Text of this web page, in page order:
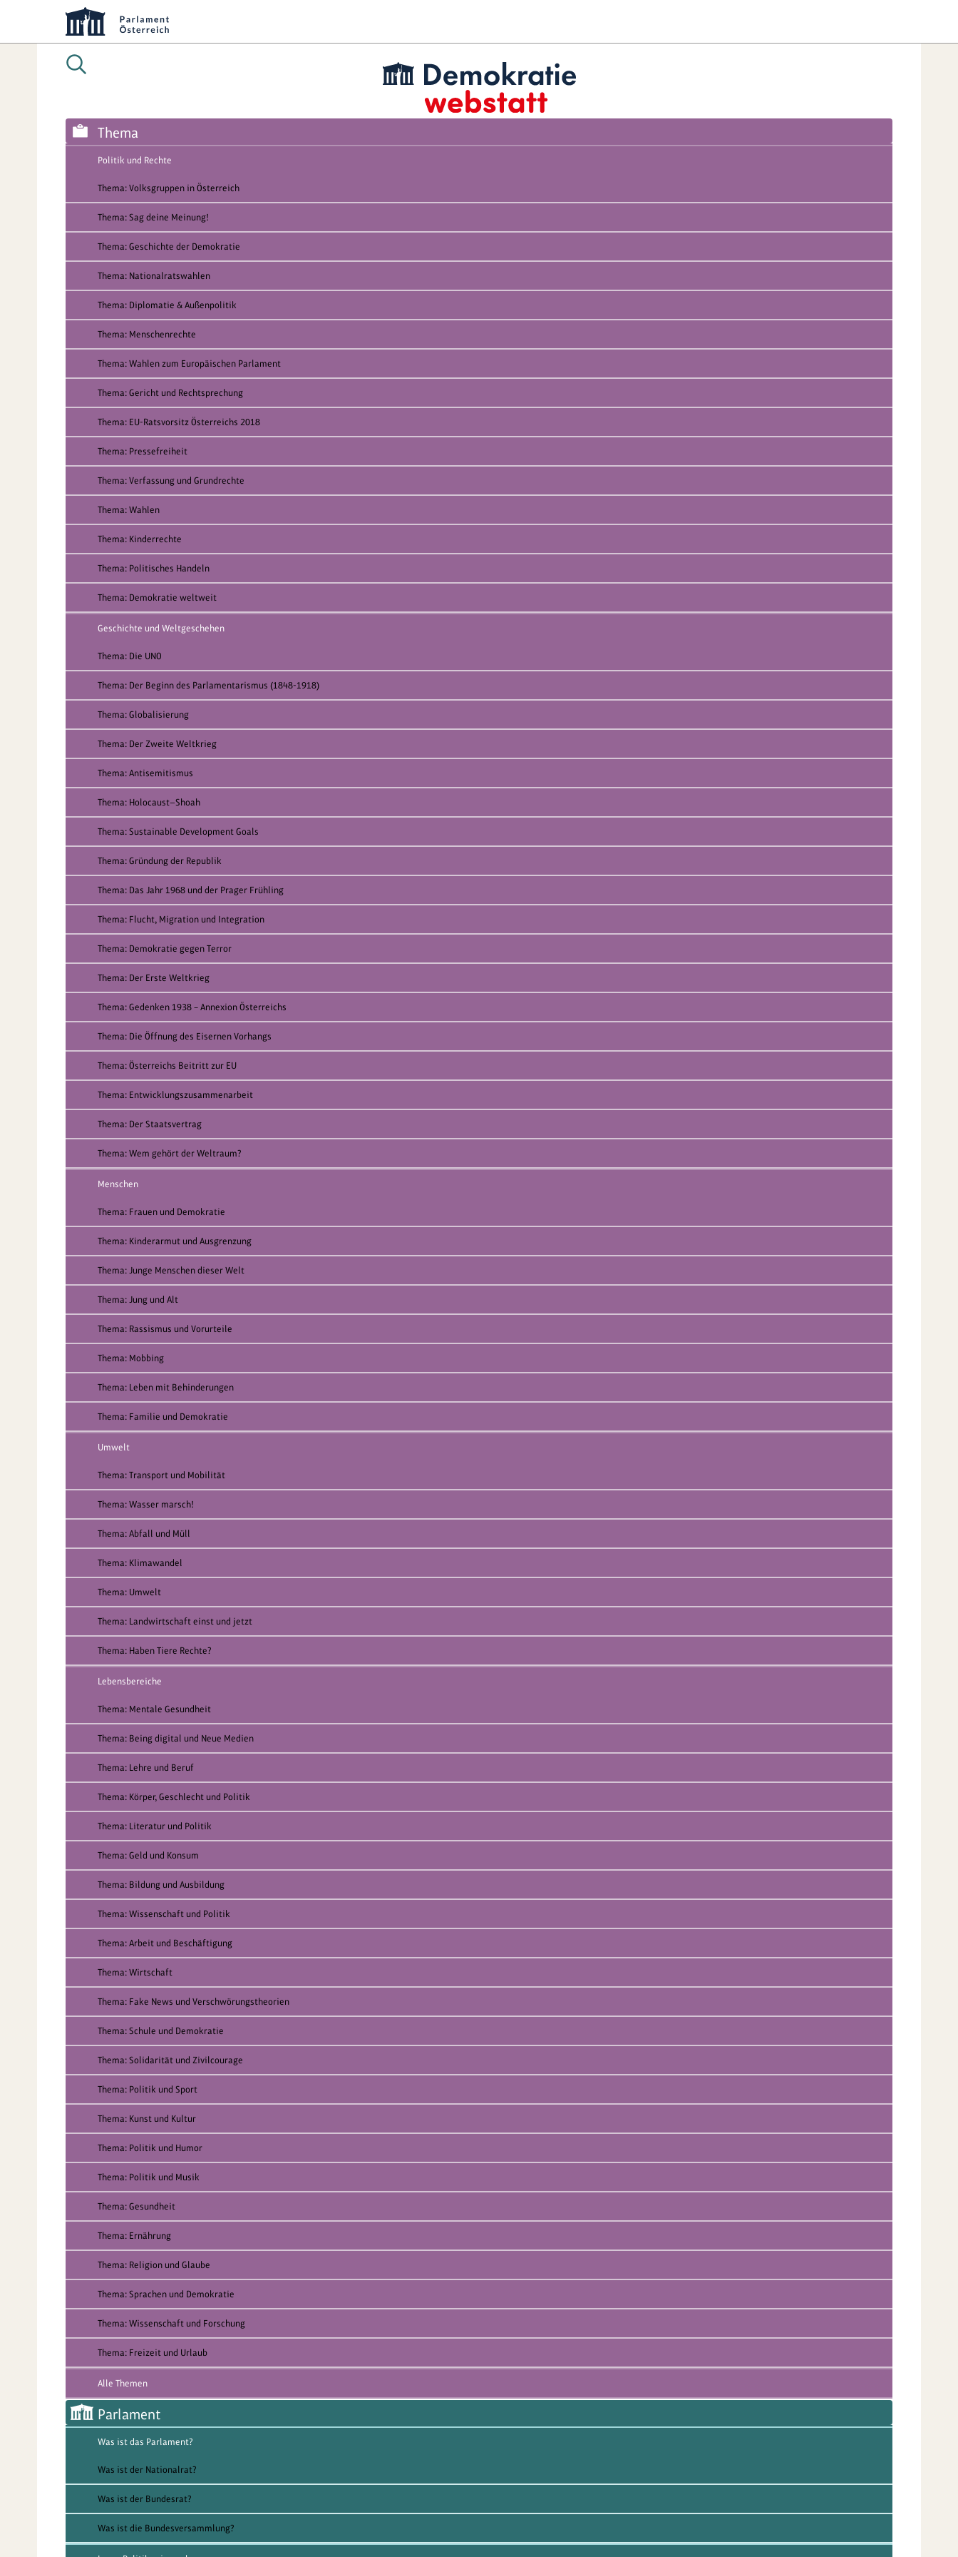
Thema
Politik und Rechte
Thema: Volksgruppen in Österreich
Thema: Sag deine Meinung!
Thema: Geschichte der Demokratie
Thema: Nationalratswahlen
Thema: Diplomatie & Außenpolitik
Thema: Menschenrechte
Thema: Wahlen zum Europäischen Parlament
Thema: Gericht und Rechtsprechung
Thema: EU-Ratsvorsitz Österreichs 2018
Thema: Pressefreiheit
Thema: Verfassung und Grundrechte
Thema: Wahlen
Thema: Kinderrechte
Thema: Politisches Handeln
Thema: Demokratie weltweit
Geschichte und Weltgeschehen
Thema: Die UNO
Thema: Der Beginn des Parlamentarismus (1848-1918)
Thema: Globalisierung
Thema: Der Zweite Weltkrieg
Thema: Antisemitismus
Thema: Holocaust—Shoah
Thema: Sustainable Development Goals
Thema: Gründung der Republik
Thema: Das Jahr 1968 und der Prager Frühling
Thema: Flucht, Migration und Integration
Thema: Demokratie gegen Terror
Thema: Der Erste Weltkrieg
Thema: Gedenken 1938 – Annexion Österreichs
Thema: Die Öffnung des Eisernen Vorhangs
Thema: Österreichs Beitritt zur EU
Thema: Entwicklungszusammenarbeit
Thema: Der Staatsvertrag
Thema: Wem gehört der Weltraum?
Menschen
Thema: Frauen und Demokratie
Thema: Kinderarmut und Ausgrenzung
Thema: Junge Menschen dieser Welt
Thema: Jung und Alt
Thema: Rassismus und Vorurteile
Thema: Mobbing
Thema: Leben mit Behinderungen
Thema: Familie und Demokratie
Umwelt
Thema: Transport und Mobilität
Thema: Wasser marsch!
Thema: Abfall und Müll
Thema: Klimawandel
Thema: Umwelt
Thema: Landwirtschaft einst und jetzt
Thema: Haben Tiere Rechte?
Lebensbereiche
Thema: Mentale Gesundheit
Thema: Being digital und Neue Medien
Thema: Lehre und Beruf
Thema: Körper, Geschlecht und Politik
Thema: Literatur und Politik
Thema: Geld und Konsum
Thema: Bildung und Ausbildung
Thema: Wissenschaft und Politik
Thema: Arbeit und Beschäftigung
Thema: Wirtschaft
Thema: Fake News und Verschwörungstheorien
Thema: Schule und Demokratie
Thema: Solidarität und Zivilcourage
Thema: Politik und Sport
Thema: Kunst und Kultur
Thema: Politik und Humor
Thema: Politik und Musik
Thema: Gesundheit
Thema: Ernährung
Thema: Religion und Glaube
Thema: Sprachen und Demokratie
Thema: Wissenschaft und Forschung
Thema: Freizeit und Urlaub
Alle Themen
Parlament
Was ist das Parlament?
Was ist der Nationalrat?
Was ist der Bundesrat?
Was ist die Bundesversammlung?